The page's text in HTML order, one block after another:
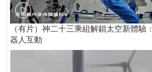
（有片）神二十三乘組解鎖太空新體
器人互動